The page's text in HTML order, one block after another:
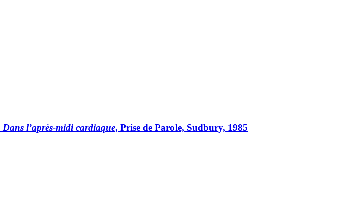
Dans l’après-midi cardiaque, Prise de Parole, Sudbury, 1985